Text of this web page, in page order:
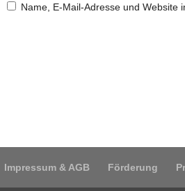
Name, E-Mail-Adresse und Website
Impressum & AGB Förderung